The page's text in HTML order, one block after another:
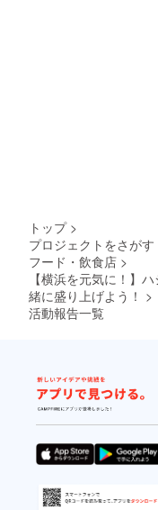
トップ >
プロジェクトをさがす
フード・飲食店 >
【横浜を元気に！】
緒に盛り上げよう！ >
活動報告一覧